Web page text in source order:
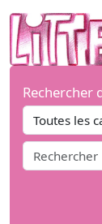
Rechercher